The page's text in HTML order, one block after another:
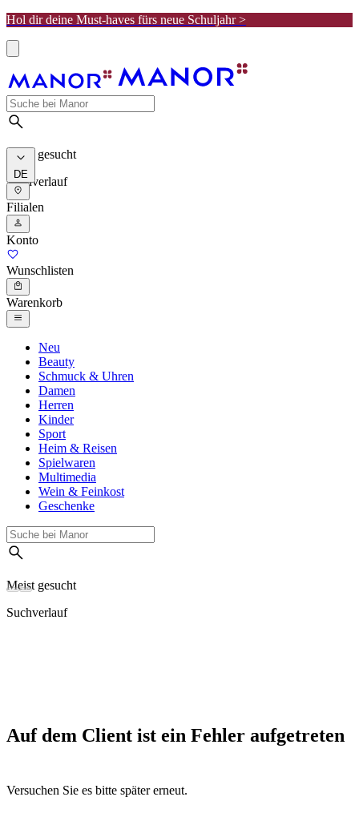
Hol dir deine Must-haves fürs neue Schuljahr >
Meist gesucht
Suchverlauf
DE
Filialen
Konto
Wunschlisten
Warenkorb
Neu
Beauty
Schmuck & Uhren
Damen
Herren
Kinder
Sport
Heim & Reisen
Spielwaren
Multimedia
Wein & Feinkost
Geschenke
Meist gesucht
Suchverlauf
Auf dem Client ist ein Fehler aufgetreten
Versuchen Sie es bitte später erneut.